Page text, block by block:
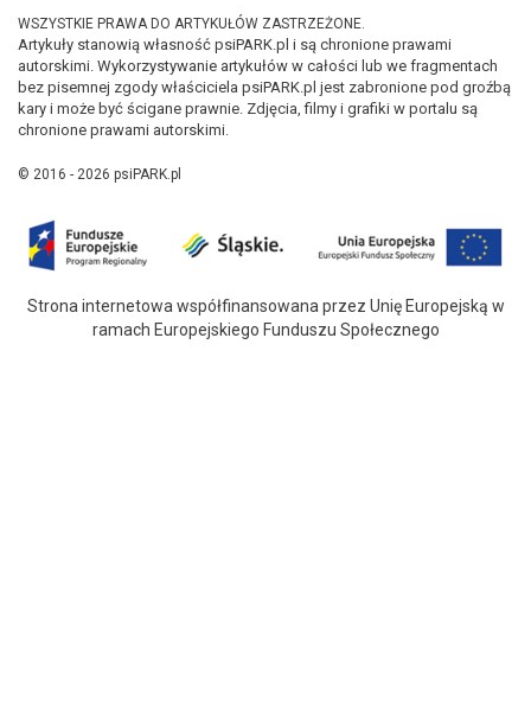
WSZYSTKIE PRAWA DO ARTYKUŁÓW ZASTRZEŻONE.
Artykuły stanowią własność psiPARK.pl i są chronione prawami
autorskimi. Wykorzystywanie artykułów w całości lub we fragmentach
bez pisemnej zgody właściciela psiPARK.pl jest zabronione pod groźbą
kary i może być ścigane prawnie. Zdjęcia, filmy i grafiki w portalu są
chronione prawami autorskimi.
© 2016 - 2026 psiPARK.pl
Strona internetowa współfinansowana przez Unię Europejską w
ramach Europejskiego Funduszu Społecznego